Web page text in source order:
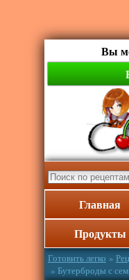
Вы
Главная
Продукты
Готовить легко »
» Бутерброды с